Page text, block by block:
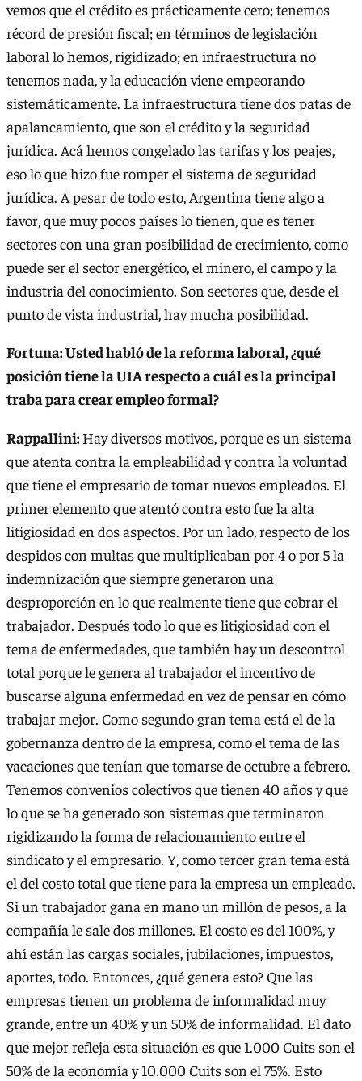
vemos que el crédito es prácticamente cero; tenemos
récord de presión fiscal; en términos de legislación
laboral lo hemos, rigidizado; en infraestructura no
tenemos nada, y la educación viene empeorando
sistemáticamente. La infraestructura tiene dos patas de
apalancamiento, que son el crédito y la seguridad
jurídica. Acá hemos congelado las tarifas y los peajes,
eso lo que hizo fue romper el sistema de seguridad
jurídica. A pesar de todo esto, Argentina tiene algo a
favor, que muy pocos países lo tienen, que es tener
sectores con una gran posibilidad de crecimiento, como
puede ser el sector energético, el minero, el campo y la
industria del conocimiento. Son sectores que, desde el
punto de vista industrial, hay mucha posibilidad.
Fortuna: Usted habló de la reforma laboral, ¿qué
posición tiene la UIA respecto a cuál es la principal
traba para crear empleo formal?
Rappallini:Hay diversos motivos, porque es un sistema
que atenta contra la empleabilidad y contra la voluntad
que tiene el empresario de tomar nuevos empleados. El
primer elemento que atentó contra esto fue la alta
litigiosidad en dos aspectos. Por un lado, respecto de los
despidos con multas que multiplicaban por 4 o por 5 la
indemnización que siempre generaron una
desproporción en lo que realmente tiene que cobrar el
trabajador. Después todo lo que es litigiosidad con el
tema de enfermedades, que también hay un descontrol
total porque le genera al trabajador el incentivo de
buscarse alguna enfermedad en vez de pensar en cómo
trabajar mejor. Como segundo gran tema está el de la
gobernanza dentro de la empresa, como el tema de las
vacaciones que tenían que tomarse de octubre a febrero.
Tenemos convenios colectivos que tienen 40 años y que
lo que se ha generado son sistemas que terminaron
rigidizando la forma de relacionamiento entre el
sindicato y el empresario. Y, como tercer gran tema está
el del costo total que tiene para la empresa un empleado.
Si un trabajador gana en mano un millón de pesos, a la
compañía le sale dos millones. El costo es del 100%, y
ahí están las cargas sociales, jubilaciones, impuestos,
aportes, todo. Entonces, ¿qué genera esto? Que las
empresas tienen un problema de informalidad muy
grande, entre un 40% y un 50% de informalidad. El dato
que mejor refleja esta situación es que 1.000 Cuits son el
50% de la economía y 10.000 Cuits son el 75%. Esto